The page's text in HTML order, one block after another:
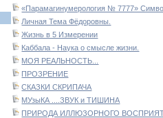
«Парамагинумерология № 7777»
Личная Тема Фёдоровны.
Жизнь в 5 Измерении
Каббала - Наука о смысле жизни.
МОЯ РЕАЛЬНОСТЬ...
ПРОЗРЕНИЕ
СКАЗКИ СКРИПАЧА
МУзыКА ....ЗВУК и ТИШИНА
ПРИРОДА ИЛЛЮЗОРНОГО